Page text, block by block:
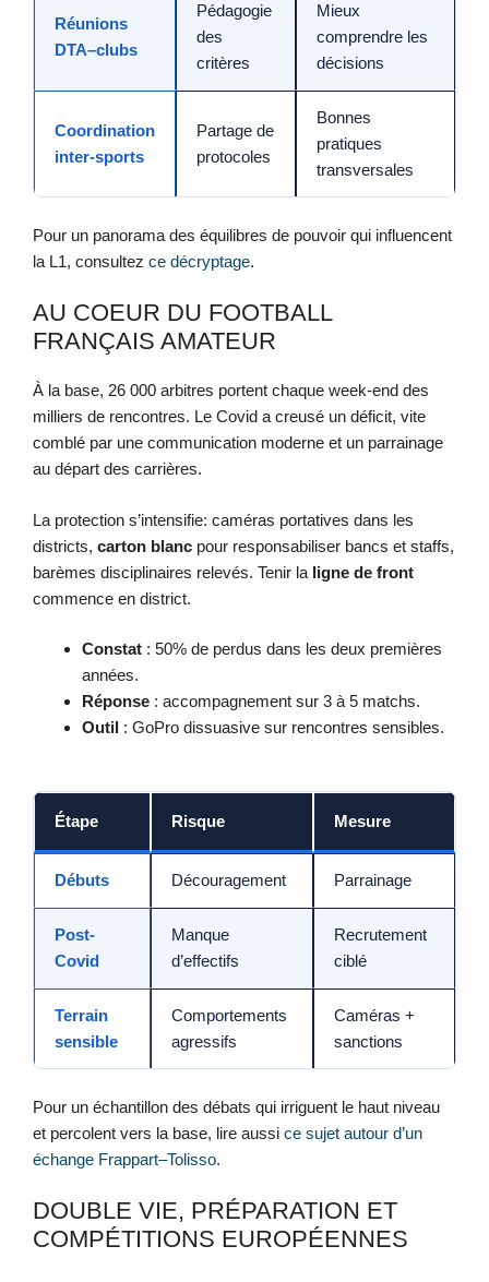
Réunions
DTA–clubs
Pédagogie
des
critères
Mieux
comprendre les
décisions
Coordination
inter-sports
Partage de
protocoles
Bonnes
pratiques
transversales
Pour un panorama des équilibres de pouvoir qui influencent
la L1, consultez ce décryptage.
AU COEUR DU FOOTBALL
FRANÇAIS AMATEUR
À la base, 26 000 arbitres portent chaque week-end des
milliers de rencontres. Le Covid a creusé un déficit, vite
comblé par une communication moderne et un parrainage
au départ des carrières.
La protection s’intensifie: caméras portatives dans les
districts, carton blanc pour responsabiliser bancs et staffs,
barèmes disciplinaires relevés. Tenir la ligne de front
commence en district.
Constat : 50% de perdus dans les deux premières
années.
Réponse : accompagnement sur 3 à 5 matchs.
Outil : GoPro dissuasive sur rencontres sensibles.
Étape Risque Mesure
Débuts Découragement Parrainage
Post-
Covid
Manque
d’effectifs
Recrutement
ciblé
Terrain
sensible
Comportements
agressifs
Caméras +
sanctions
Pour un échantillon des débats qui irriguent le haut niveau
et percolent vers la base, lire aussi ce sujet autour d’un
échange Frappart–Tolisso.
DOUBLE VIE, PRÉPARATION ET
COMPÉTITIONS EUROPÉENNES